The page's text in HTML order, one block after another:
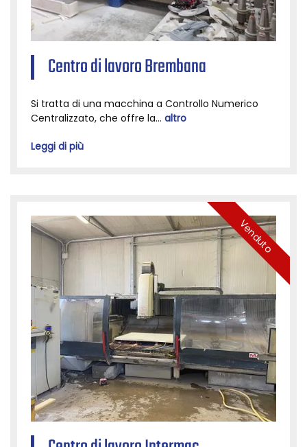
Centro di lavoro Brembana
Si tratta di una macchina a Controllo Numerico
Centralizzato, che offre la... altro
Leggi di più
Venduto